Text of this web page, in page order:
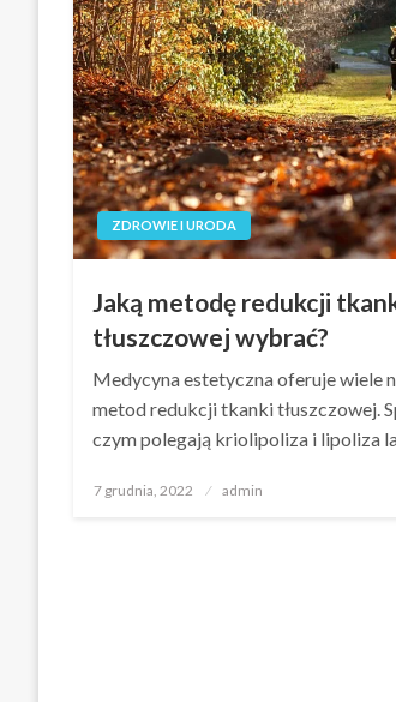
ZDROWIE I URODA
Jaką metodę redukcji
tłuszczowej wybrać?
Medycyna estetyczna oferuje wiele
metod redukcji tkanki tłuszczowej.
czym polegają kriolipoliza i lipoliza
Opublikowane
7 grudnia, 2022 admin